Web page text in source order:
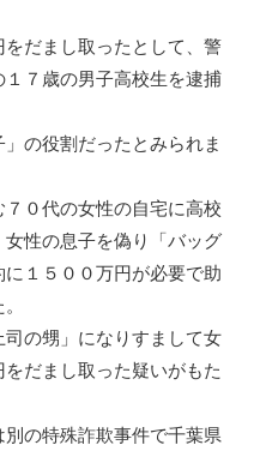
だまし取ったとして、警
７歳の男子高校生を逮捕
の役割だったとみられま
０代の女性の自宅に高校
性の息子を偽り「バッグ
１５００万円が必要で助
の甥」になりすまして女
だまし取った疑いがもた
の特殊詐欺事件で千葉県